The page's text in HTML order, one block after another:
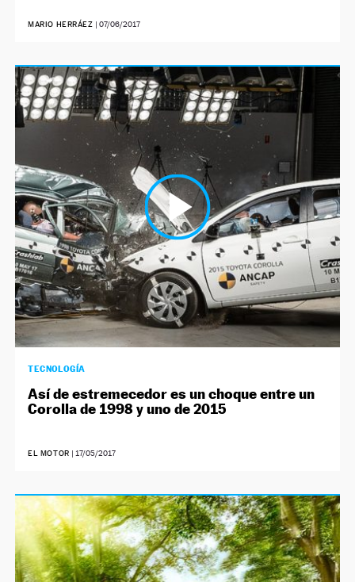
MARIO HERRÁEZ | 07/06/2017
TECNOLOGÍA
Así de estremecedor es un choque entre un
Corolla de 1998 y uno de 2015
EL MOTOR | 17/05/2017